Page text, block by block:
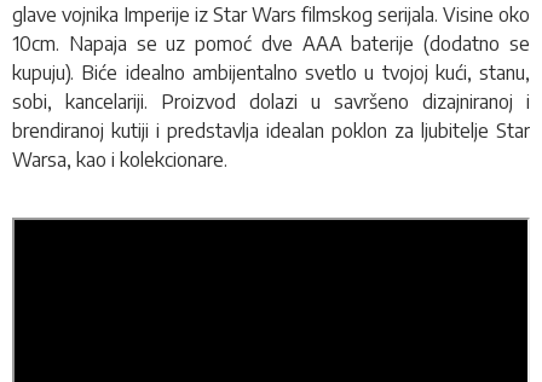
glave vojnika Imperije iz Star Wars filmskog serijala. Visine oko
10cm. Napaja se uz pomoć dve AAA baterije (dodatno se
kupuju). Biće idealno ambijentalno svetlo u tvojoj kući, stanu,
sobi, kancelariji. Proizvod dolazi u savršeno dizajniranoj i
brendiranoj kutiji i predstavlja idealan poklon za ljubitelje Star
Warsa, kao i kolekcionare.